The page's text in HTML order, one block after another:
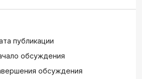
публикации
обсуждения
обсуждения